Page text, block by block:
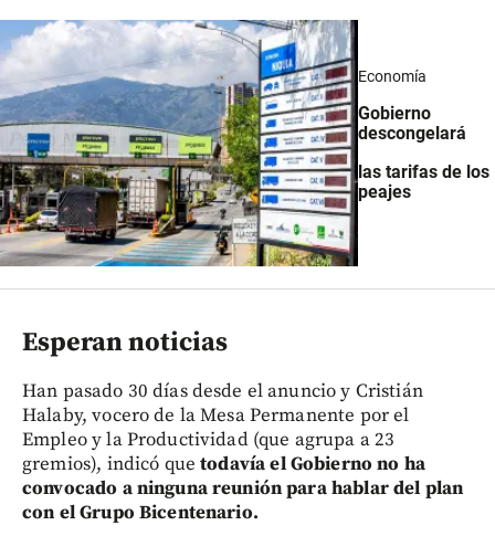
Economía
Gobierno
descongelará
las tarifas de los
peajes
Esperan noticias
Han pasado 30 días desde el anuncio y Cristián
Halaby, vocero de la Mesa Permanente por el
Empleo y la Productividad (que agrupa a 23
gremios), indicó quetodavía el Gobierno no ha
convocado a ninguna reunión para hablar del plan
con el Grupo Bicentenario.